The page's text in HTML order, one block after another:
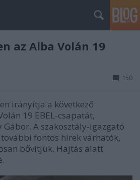
az Alba Volán 19
150
irányítja a következő
19 EBEL-csapatát,
Gábor. A szakosztály-igazgató
fontos hírek várhatók,
bővítjük. Hajtás alatt